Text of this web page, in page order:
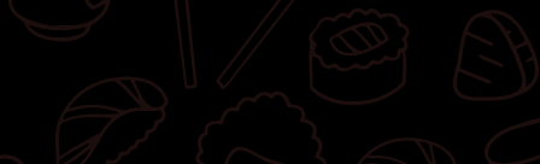
owinięta węgorzem, 8x california z krewetką
w tempurze, węgorzem w tempurze,
awokado, majonezem lekko pikantnym,
sosem teriyaki i masagą owinięta krewetką